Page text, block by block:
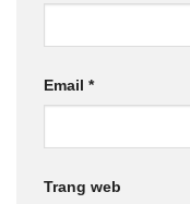
Email *
Trang web